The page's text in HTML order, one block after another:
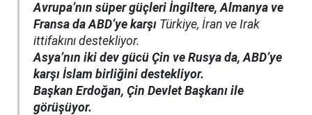
Avrupa’nın süper güçleri İngiltere, Almanya ve
Fransa da ABD’ye karşı Türkiye, İran ve Irak
ittifakını destekliyor.
Asya’nın iki dev gücü Çin ve Rusya da, ABD’ye
karşı İslam birliğini destekliyor.
Başkan Erdoğan, Çin Devlet Başkanı ile
görüşüyor.